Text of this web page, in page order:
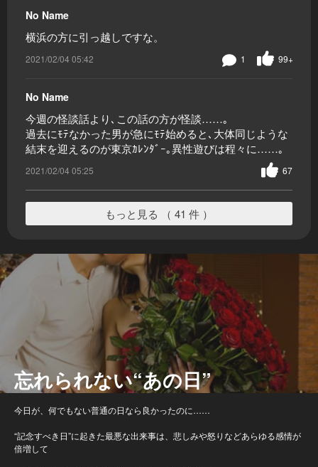
No Name
横浜の方に引っ越しですな。
2021/02/04 05:42 99+
1
No Name
今週の怪談話より､この話の方が怪談……｡
過去にﾓﾃなかった男が急にﾓﾃ始めると､大体同じような
結末を迎えるのが東京ｶﾚﾝﾀﾞｰ｡異性遊びは程々に……｡
2021/02/04 05:25 67
もっと見る （ 41 件 ）
忘れられない“あの日”
今日が、何でもない普通の日なら良かったのに……
“記念すべき日”に起きた最悪な出来事は、悲しみや怒りなどあらゆる感情が
倍増して